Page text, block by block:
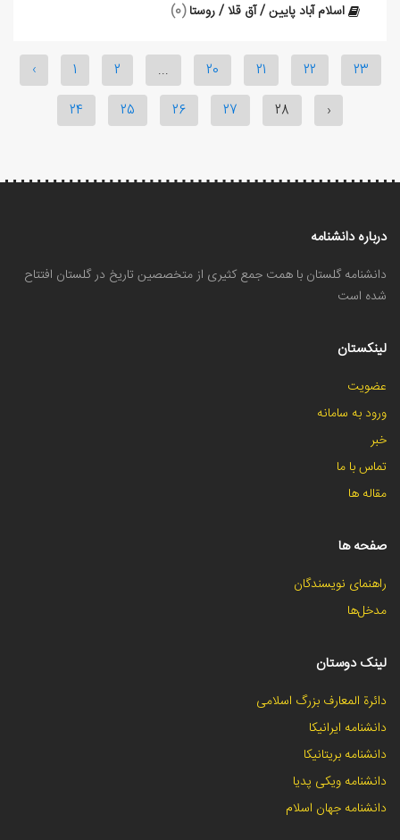
اسلام آباد پایین / آق قلا / روستا (0)
‹ 1 2 ... 20 21 22
23
24
25 26 27 28 ›
درباره دانشنامه
دانشنامه گلستان با همت جمع کثیری از متخصصین تاریخ در گلستان افتتاح
شده است
لینکستان
عضویت
ورود به سامانه
خبر
تماس با ما
مقاله ها
صفحه ها
راهنمای نویسندگان
مدخل‌ها
لینک دوستان
دائرة المعارف بزرگ اسلامی
دانشنامه ایرانیکا
دانشنامه بریتانیکا
دانشنامه ویکی پدیا
دانشنامه جهان اسلام